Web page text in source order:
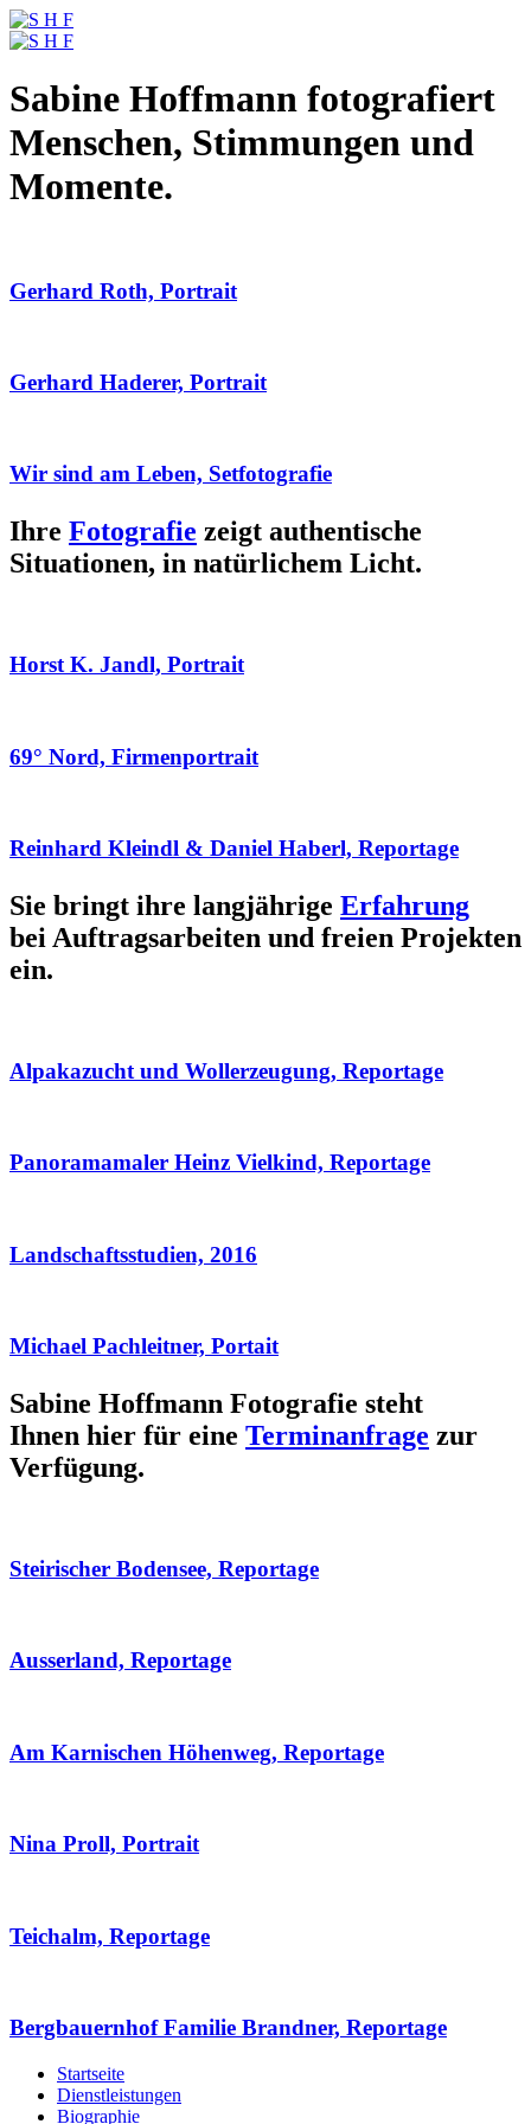
Sabine Hoffmann fotografiert
Menschen, Stimmungen und
Momente.
Gerhard Roth, Portrait
Gerhard Haderer, Portrait
Wir sind am Leben, Setfotografie
Ihre Fotografie zeigt authentische
Situationen, in natürlichem Licht.
Horst K. Jandl, Portrait
69° Nord, Firmenportrait
Reinhard Kleindl & Daniel Haberl, Reportage
Sie bringt ihre langjährige Erfahrung
bei Auftragsarbeiten und freien Projekten
ein.
Alpakazucht und Wollerzeugung, Reportage
Panoramamaler Heinz Vielkind, Reportage
Landschaftsstudien, 2016
Michael Pachleitner, Portait
Sabine Hoffmann Fotografie steht
Ihnen hier für eine Terminanfrage zur
Verfügung.
Steirischer Bodensee, Reportage
Ausserland, Reportage
Am Karnischen Höhenweg, Reportage
Nina Proll, Portrait
Teichalm, Reportage
Bergbauernhof Familie Brandner, Reportage
Startseite
Dienstleistungen
Biographie